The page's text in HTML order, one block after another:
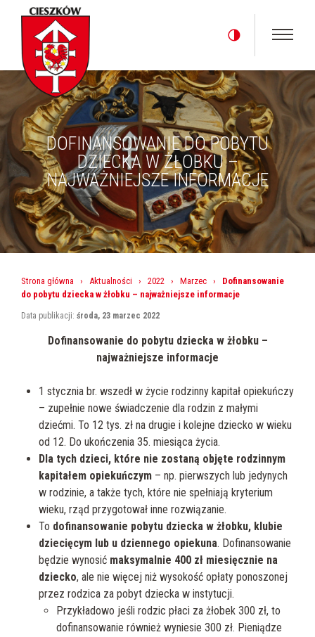
DOFINANSOWANIE DO POBYTU
DZIECKA W ŻŁOBKU –
NAJWAŻNIEJSZE INFORMACJE
Strona główna › Aktualności › 2022 › Marzec ›
Dofinansowanie
do pobytu dziecka w żłobku – najważniejsze informacje
Data publikacji: środa, 23 marzec 2022
Dofinansowanie do pobytu dziecka w żłobku –
najważniejsze informacje
1 stycznia br. wszedł w życie rodzinny kapitał opiekuńczy
– zupełnie nowe świadczenie dla rodzin z małymi
dziećmi. To 12 tys. zł na drugie i kolejne dziecko w wieku
od 12. Do ukończenia 35. miesiąca życia.
Dla tych dzieci, które nie zostaną objęte rodzinnym
kapitałem opiekuńczym – np. pierwszych lub jedynych
w rodzinie, a także tych, które nie spełniają kryterium
wieku, rząd przygotował inne rozwiązanie.
To dofinansowanie pobytu dziecka w żłobku, klubie
dziecięcym lub u dziennego opiekuna. Dofinansowanie
będzie wynosić maksymalnie 400 zł miesięcznie na
dziecko, ale nie więcej niż wysokość opłaty ponoszonej
przez rodzica za pobyt dziecka w instytucji.
Przykładowo jeśli rodzic płaci za żłobek 300 zł, to
dofinansowanie również wyniesie 300 zł. Pieniądze